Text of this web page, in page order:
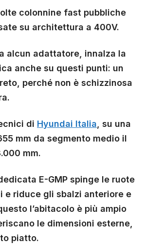
colonnine fast pubbliche
su architettura a 400V.
alcun adattatore, innalza la
anche su questi punti: un
perché non è schizzinosa
di Hyundai Italia , su una
mm da segmento medio il
mm.
E-GMP spinge le ruote
e riduce gli sbalzi anteriore e
l’abitacolo è più ampio
le dimensioni esterne,
piatto.